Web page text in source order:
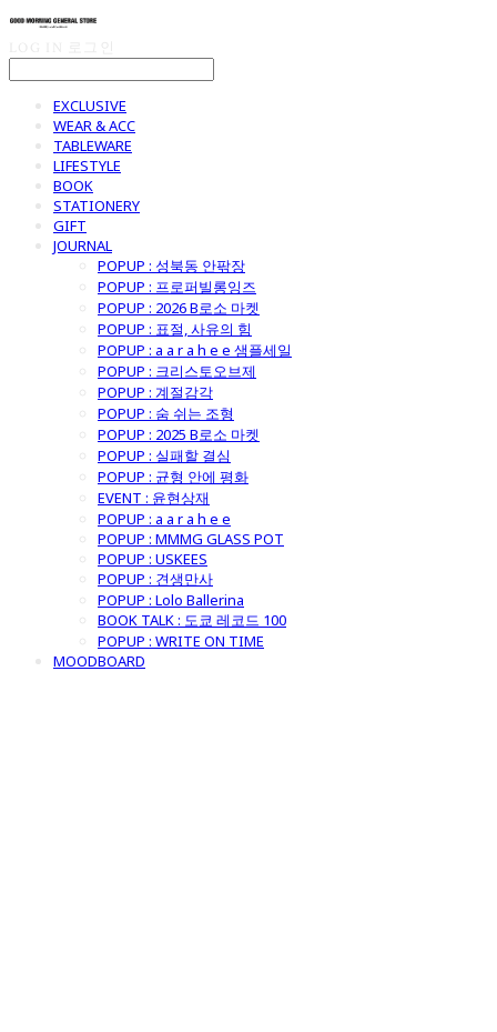
EXCLUSIVE
WEAR & ACC
TABLEWARE
LIFESTYLE
BOOK
STATIONERY
GIFT
JOURNAL
POPUP : 성북동 안팎장
POPUP : 프로퍼빌롱잉즈
POPUP : 2026 B로소 마켓
POPUP : 표절, 사유의 힘
POPUP : a a r a h e e 샘플세일
POPUP : 크리스토오브제
POPUP : 계절감각
POPUP : 숨 쉬는 조형
POPUP : 2025 B로소 마켓
POPUP : 실패할 결심
POPUP : 균형 안에 평화
EVENT : 윤현상재
POPUP : a a r a h e e
POPUP : MMMG GLASS POT
POPUP : USKEES
POPUP : 견생만사
POPUP : Lolo Ballerina
BOOK TALK : 도쿄 레코드 100
POPUP : WRITE ON TIME
MOODBOARD